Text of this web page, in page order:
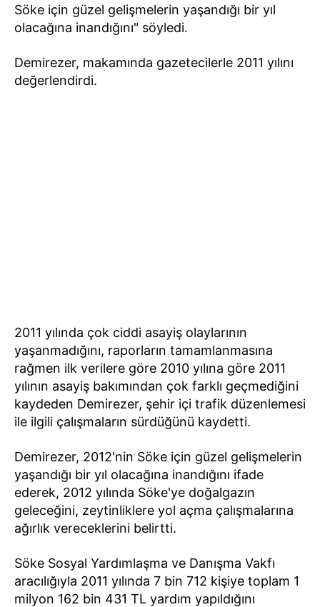
Söke için güzel gelişmelerin yaşandığı bir yıl
olacağına inandığını" söyledi.
Demirezer, makamında gazetecilerle 2011 yılını
değerlendirdi.
2011 yılında çok ciddi asayiş olaylarının
yaşanmadığını, raporların tamamlanmasına
rağmen ilk verilere göre 2010 yılına göre 2011
yılının asayiş bakımından çok farklı geçmediğini
kaydeden Demirezer, şehir içi trafik düzenlemesi
ile ilgili çalışmaların sürdüğünü kaydetti.
Demirezer, 2012'nin Söke için güzel gelişmelerin
yaşandığı bir yıl olacağına inandığını ifade
ederek, 2012 yılında Söke'ye doğalgazın
geleceğini, zeytinliklere yol açma çalışmalarına
ağırlık vereceklerini belirtti.
Söke Sosyal Yardımlaşma ve Danışma Vakfı
aracılığıyla 2011 yılında 7 bin 712 kişiye toplam 1
milyon 162 bin 431 TL yardım yapıldığını